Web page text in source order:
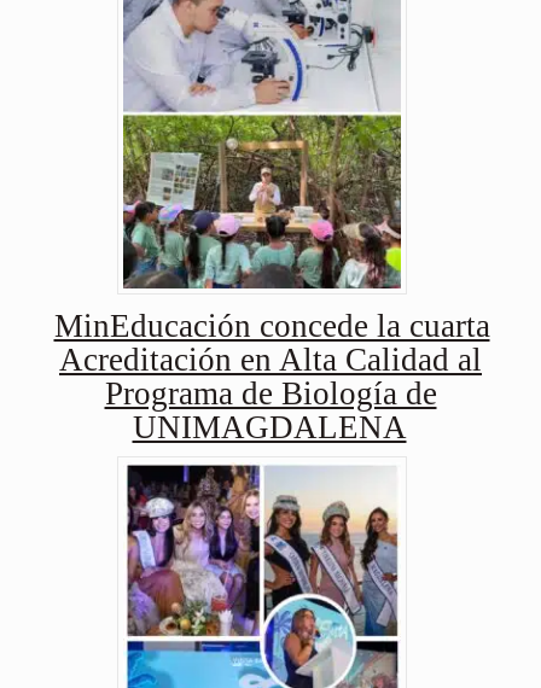
MinEducación concede la cuarta
Acreditación en Alta Calidad al
Programa de Biología de
UNIMAGDALENA